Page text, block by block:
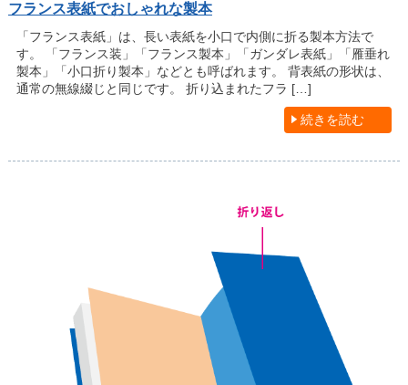
フランス表紙でおしゃれな製本
「フランス表紙」は、長い表紙を小口で内側に折る製本方法で
す。 「フランス装」「フランス製本」「ガンダレ表紙」「雁垂れ
製本」「小口折り製本」などとも呼ばれます。 背表紙の形状は、
通常の無線綴じと同じです。 折り込まれたフラ […]
続きを読む